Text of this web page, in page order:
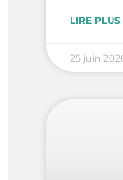
LIRE PLUS
25 juin